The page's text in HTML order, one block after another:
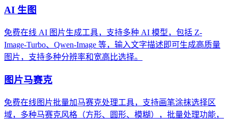
AI 生图
免费在线 AI 图片生成工具，支持多种 AI 模型，包括 Z-
Image-Turbo、Qwen-Image 等，输入文字描述即可生成高质量
图片，支持多种分辨率和宽高比选择。
图片马赛克
免费在线图片批量加马赛克处理工具，支持画笔涂抹选择区
域，多种马赛克风格（方形、圆形、模糊），批量处理功能，